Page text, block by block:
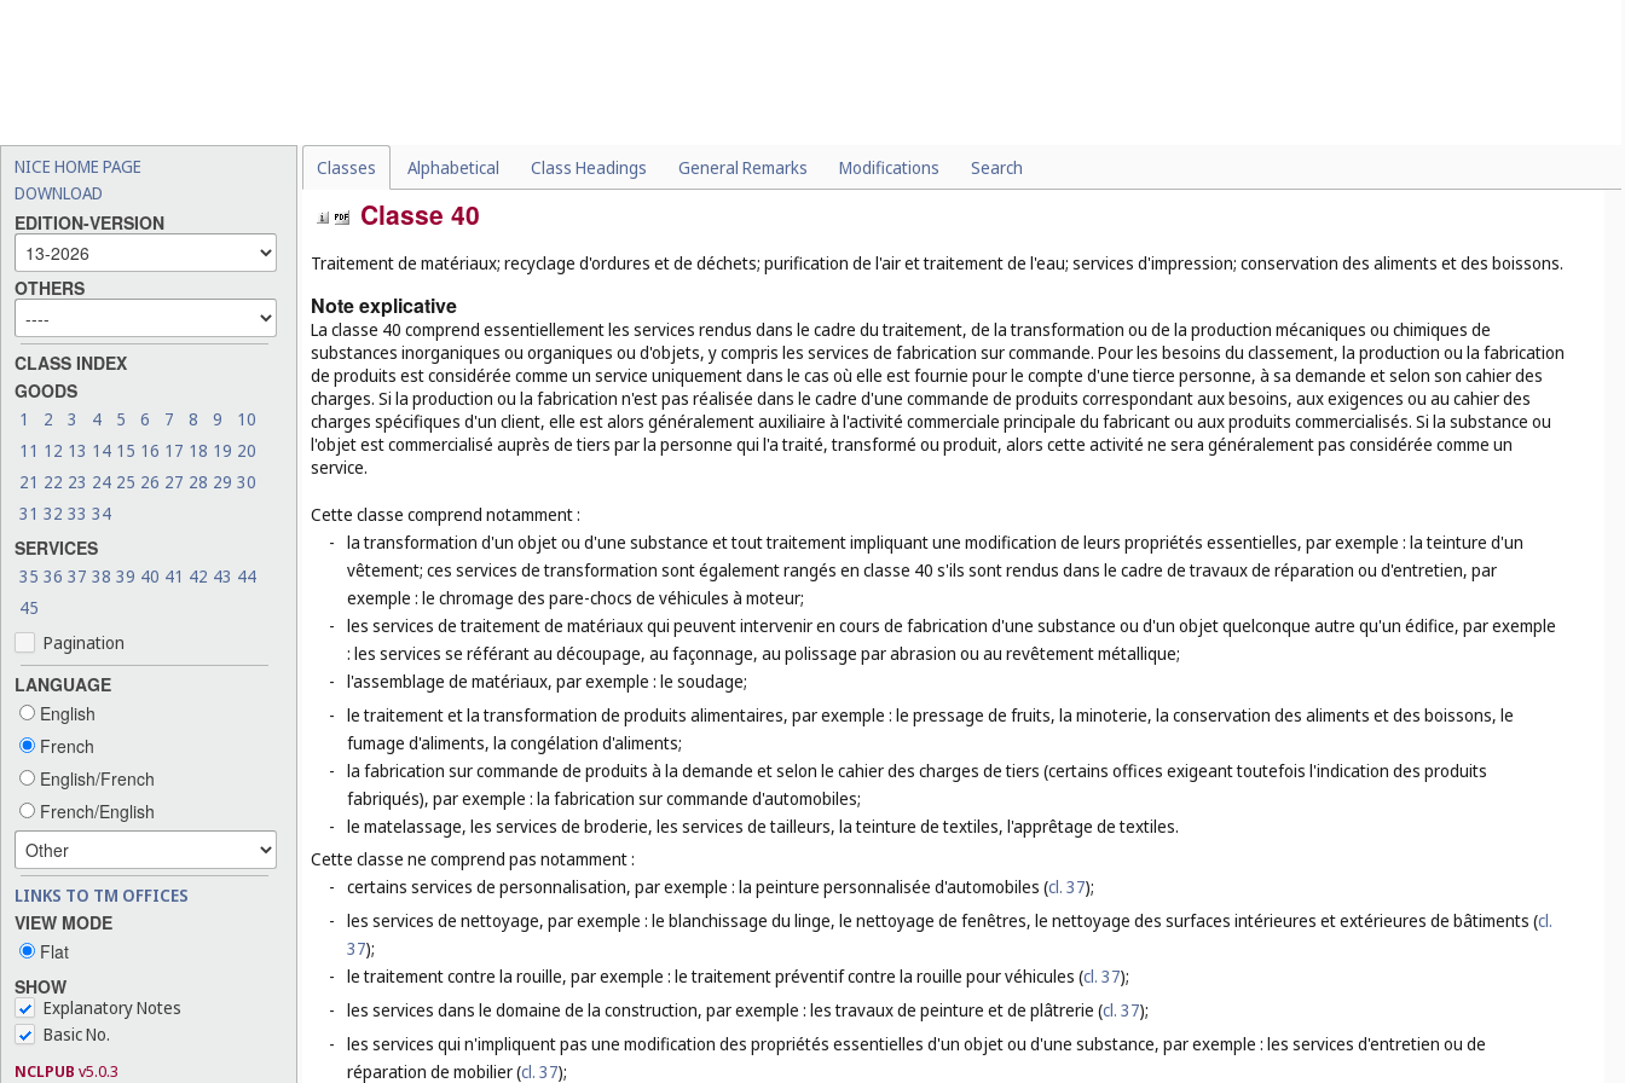
NICE HOME PAGE
DOWNLOAD
EDITION-VERSION
OTHERS
CLASS INDEX
GOODS
1 2 3 4 5 6 7 8 9
10
11 12 13 14 15 16 17 18 19 20
21 22 23 24 25 26 27 28 29 30
31 32 33 34
SERVICES
35 36 37 38 39 40 41 42 43 44
45
Pagination
LANGUAGE
English
French
English/French
French/English
LINKS TO TM OFFICES
VIEW MODE
Flat
SHOW
Explanatory Notes
Basic No.
NCLPUB v5.0.3
Classes Alphabetical Class Headings General Remarks Modifications Search
Classe 40
Traitement de matériaux; recyclage d'ordures et de déchets; purification de l'air et traitement de l'eau; services d'impression; conservation des aliments et des boissons.
Note explicative
La classe 40 comprend essentiellement les services rendus dans le cadre du traitement, de la transformation ou de la production mécaniques ou chimiques de
substances inorganiques ou organiques ou d'objets, y compris les services de fabrication sur commande. Pour les besoins du classement, la production ou la fabrication
de produits est considérée comme un service uniquement dans le cas où elle est fournie pour le compte d'une tierce personne, à sa demande et selon son cahier des
charges. Si la production ou la fabrication n'est pas réalisée dans le cadre d'une commande de produits correspondant aux besoins, aux exigences ou au cahier des
charges spécifiques d'un client, elle est alors généralement auxiliaire à l'activité commerciale principale du fabricant ou aux produits commercialisés. Si la substance ou
l'objet est commercialisé auprès de tiers par la personne qui l'a traité, transformé ou produit, alors cette activité ne sera généralement pas considérée comme un
service.
Cette classe comprend notamment :
- la transformation d'un objet ou d'une substance et tout traitement impliquant une modification de leurs propriétés essentielles, par exemple : la teinture d'un
vêtement; ces services de transformation sont également rangés en classe 40 s'ils sont rendus dans le cadre de travaux de réparation ou d'entretien, par
exemple : le chromage des pare-chocs de véhicules à moteur;
- les services de traitement de matériaux qui peuvent intervenir en cours de fabrication d'une substance ou d'un objet quelconque autre qu'un édifice, par exemple
: les services se référant au découpage, au façonnage, au polissage par abrasion ou au revêtement métallique;
- l'assemblage de matériaux, par exemple : le soudage;
- le traitement et la transformation de produits alimentaires, par exemple : le pressage de fruits, la minoterie, la conservation des aliments et des boissons, le
fumage d'aliments, la congélation d'aliments;
- la fabrication sur commande de produits à la demande et selon le cahier des charges de tiers (certains offices exigeant toutefois l'indication des produits
fabriqués), par exemple : la fabrication sur commande d'automobiles;
- le matelassage, les services de broderie, les services de tailleurs, la teinture de textiles, l'apprêtage de textiles.
Cette classe ne comprend pas notamment :
- certains services de personnalisation, par exemple : la peinture personnalisée d'automobiles (cl. 37);
- les services de nettoyage, par exemple : le blanchissage du linge, le nettoyage de fenêtres, le nettoyage des surfaces intérieures et extérieures de bâtiments (cl.
37);
- le traitement contre la rouille, par exemple : le traitement préventif contre la rouille pour véhicules (cl. 37);
- les services dans le domaine de la construction, par exemple : les travaux de peinture et de plâtrerie (cl. 37);
- les services qui n'impliquent pas une modification des propriétés essentielles d'un objet ou d'une substance, par exemple : les services d'entretien ou de
réparation de mobilier (cl. 37);